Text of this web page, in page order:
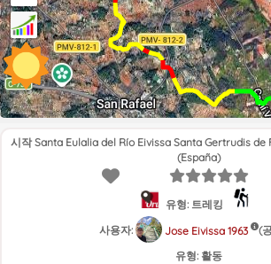
시작 Santa Eulalia del Río Eivissa Santa Gertrudis
(España)
유형: 트레킹
사용자:
Jose Eivissa 1963
(
유형: 활동